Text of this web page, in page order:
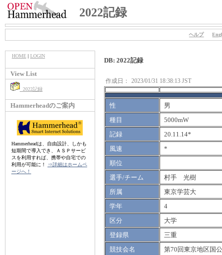
2022記録
ヘルプ
HOME| LOGIN
View List
2022記録
Hammerheadのご案内
Hammerheadは、自由設計、しかも
短期間で導入でき、ＡＳＰサービ
スを利用すれば、携帯や自宅での
利用が可能に！
⇒詳細はホームペ
ージへ！
DB: 2022記録
作成日： 2023/01/31 18:38:13 JST
性
男
種目
5000mW
記録
20.11.14*
風速
*
順位
選手/チーム
村手 光樹
所属
東京学芸大
学年
4
区分
大学
登録県
三重
競技会名
第70回東京地区国